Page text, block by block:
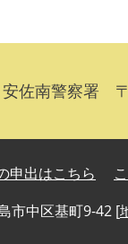
安佐南警察署
申出はこちら
市中区基町9-42 [